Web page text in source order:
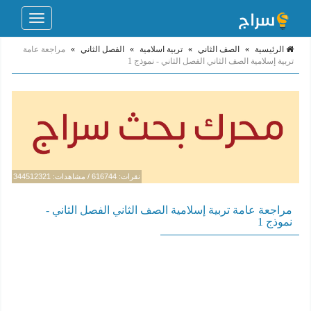
Toggle
الرئيسية » الصف الثاني » تربية اسلامية » الفصل الثاني » مراجعة عامة
تربية إسلامية الصف الثاني الفصل الثاني - نموذج 1
نقرات: 616744 / مشاهدات: 344512321
مراجعة عامة تربية إسلامية الصف الثاني الفصل الثاني -
نموذج 1